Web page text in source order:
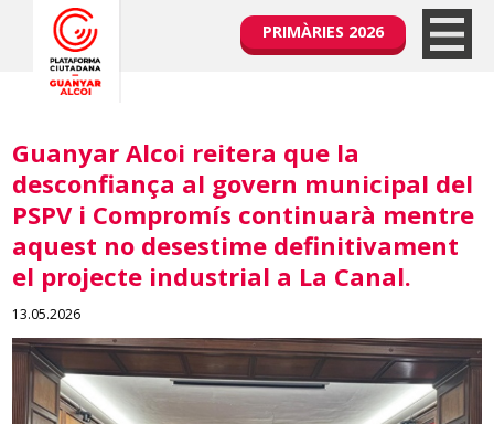
PRIMÀRIES 2026
Guanyar Alcoi reitera que la
desconfiança al govern municipal del
PSPV i Compromís continuarà mentre
aquest no desestime definitivament
el projecte industrial a La Canal.
13.05.2026